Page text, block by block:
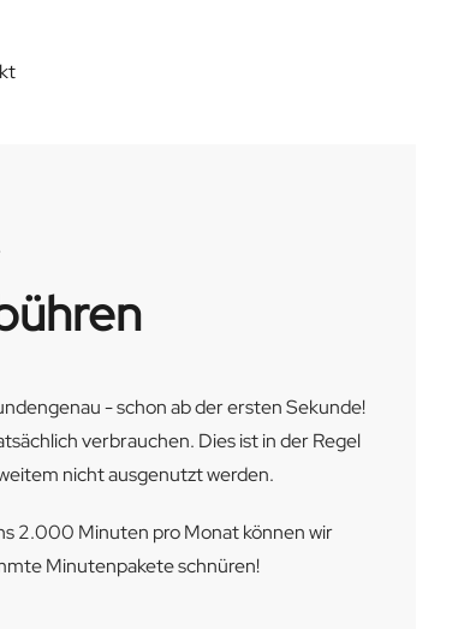
- schon ab der ersten Sekunde!
verbrauchen. Dies ist in der Regel
nicht ausgenutzt werden.
2.000 Minuten pro Monat können wir
Minutenpakete schnüren!